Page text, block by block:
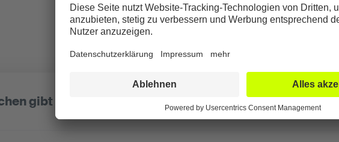
gibt es für Handschmerzen?